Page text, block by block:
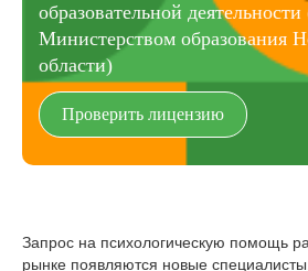
образовательной
Министерством образования
области)
Проверить лицензию
Запрос на психологическую помощь
рынке появляются новые